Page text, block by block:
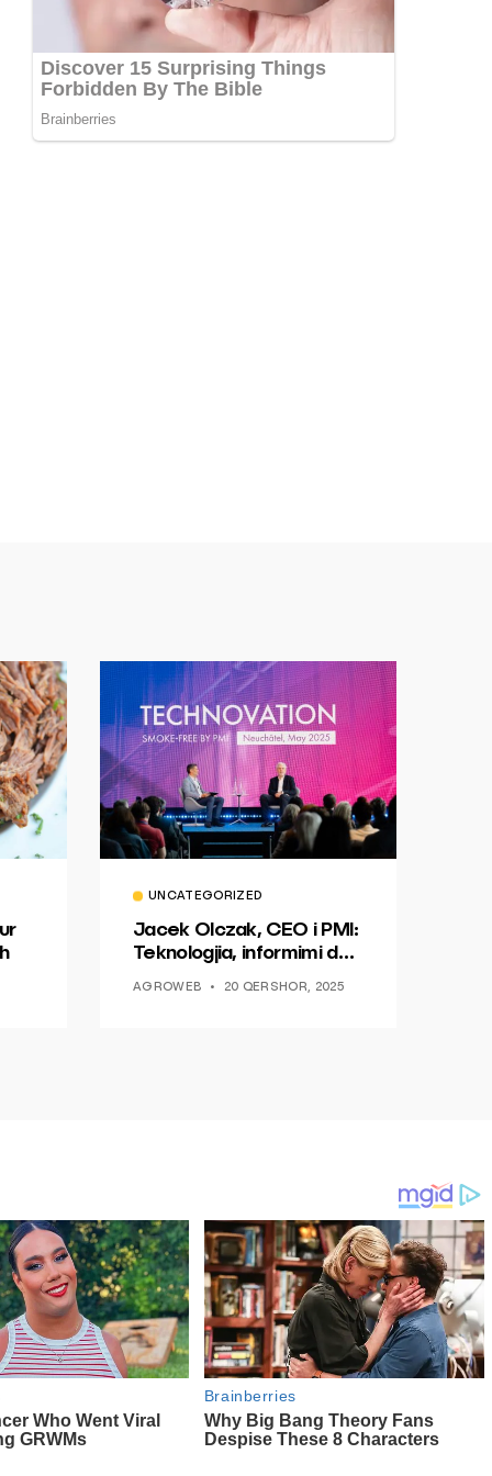
UNCATEGORIZED
Jacek Olczak, CEO i PMI:
Teknologjia, informimi dhe
AGROWEB 20 QERSHOR, 2025